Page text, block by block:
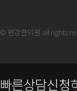
© 편강한의원 all rights
빠른상담신청